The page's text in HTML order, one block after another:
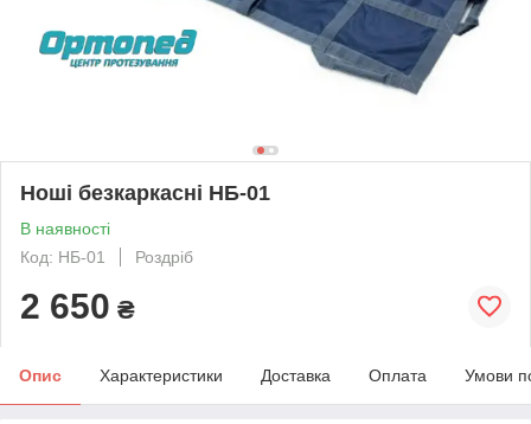
Ноші безкаркасні НБ-01
В наявності
Код: НБ-01
Роздріб
2 650 ₴
Опис Характеристики Доставка Оплата Умови